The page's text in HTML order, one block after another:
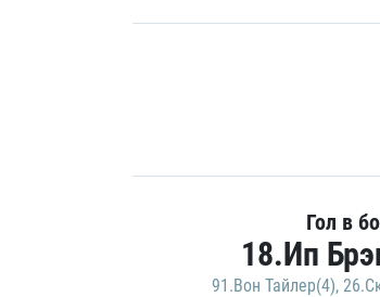
Гол в
18.Ип
91.Вон Тайлер(4),